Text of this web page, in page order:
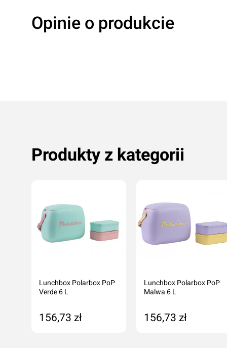
Opinie o produkcie
Produkty z kategorii
Lunchbox Polarbox PoP
Verde 6 L
156,73 zł
Lunchbox Polarbox PoP
Malwa 6 L
156,73 zł